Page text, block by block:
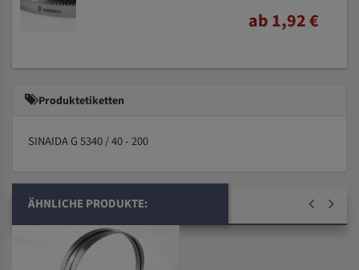
ab 1,92 €
Produktetiketten
SINAIDA G 5340 / 40 - 200
ÄHNLICHE PRODUKTE: